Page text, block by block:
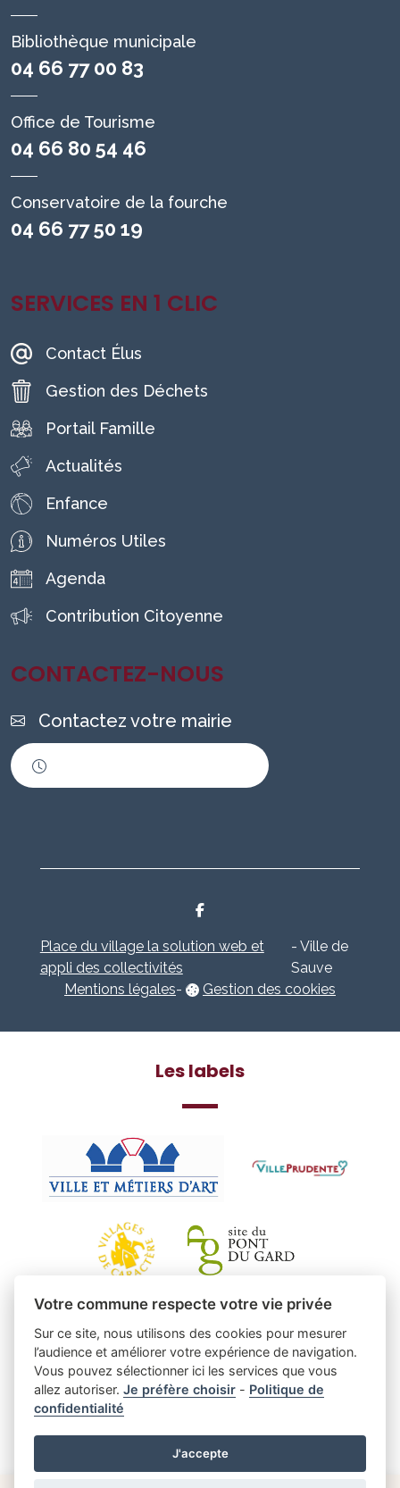
Bibliothèque municipale
04 66 77 00 83
Office de Tourisme
04 66 80 54 46
Conservatoire de la fourche
04 66 77 50 19
SERVICES EN 1 CLIC
Contact Élus
Gestion des Déchets
Portail Famille
Actualités
Enfance
Numéros Utiles
Agenda
Contribution Citoyenne
CONTACTEZ-NOUS
Contactez votre mairie
Place du village la solution web et
appli des collectivités
- Ville de
Sauve
Mentions légales- Gestion des cookies
Les labels
Votre commune respecte votre vie privée
Sur ce site, nous utilisons des cookies pour mesurer
l’audience et améliorer votre expérience de navigation.
Vous pouvez sélectionner ici les services que vous
allez autoriser.Je préfère choisir - Politique de
confidentialité
J'accepte